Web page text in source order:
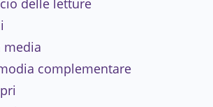
delle letture
media
complementare